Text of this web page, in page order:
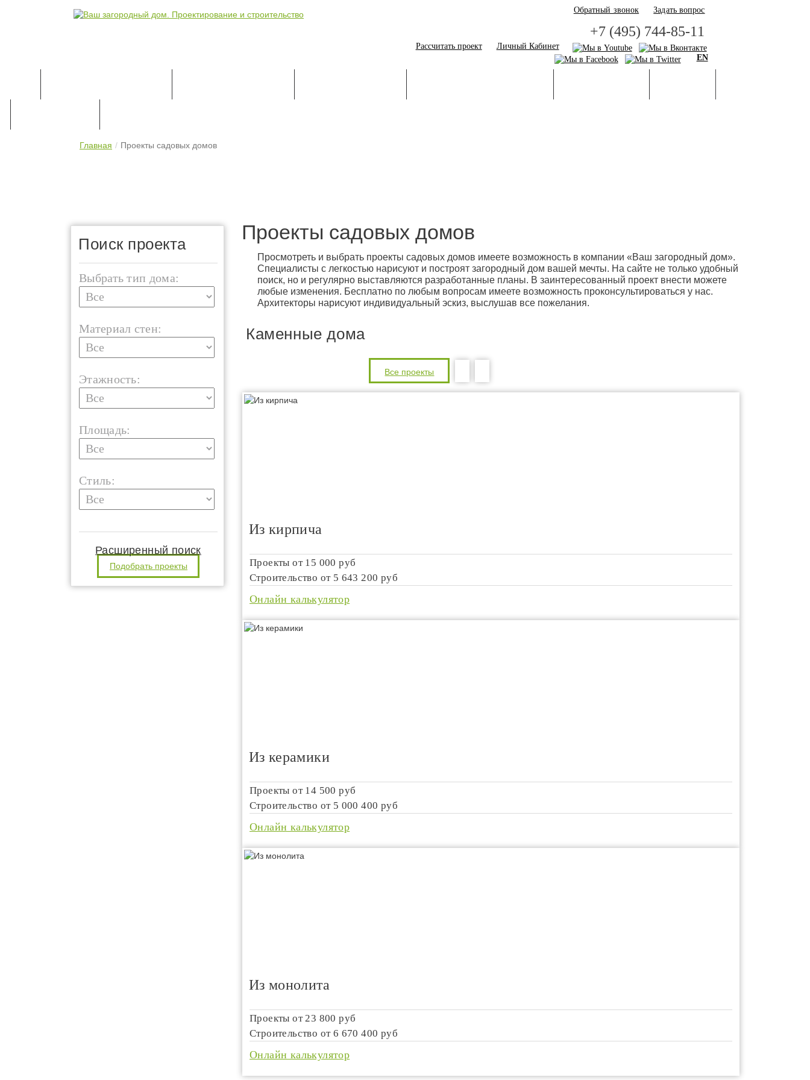
Обратный звонок Задать вопрос
+7 (495) 744-85-11
Рассчитать проект
Личный Кабинет
EN
Главная Проекты садовых домов
Поиск проекта
Выбрать тип дома:
Материал стен:
Этажность:
Площадь:
Стиль:
Расширенный поиск
Подобрать проекты
Проекты садовых домов
Просмотреть и выбрать проекты садовых домов имеете возможность в компании «Ваш загородный дом».
Специалисты с легкостью нарисуют и построят загородный дом вашей мечты. На сайте не только удобный
поиск, но и регулярно выставляются разработанные планы. В заинтересованный проект внести можете
любые изменения. Бесплатно по любым вопросам имеете возможность проконсультироваться у нас.
Архитекторы нарисуют индивидуальный эскиз, выслушав все пожелания.
Каменные дома
Все проекты
Из кирпича
Проекты от 15 000 руб
Строительство от 5 643 200 руб
Онлайн калькулятор
Из керамики
Проекты от 14 500 руб
Строительство от 5 000 400 руб
Онлайн калькулятор
Из монолита
Проекты от23 800 руб
Строительство от 6 670 400 руб
Онлайн калькулятор